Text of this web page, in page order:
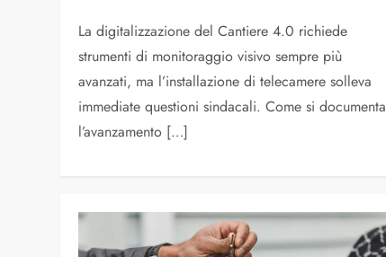
La digitalizzazione del Cantiere 4.0 richiede
strumenti di monitoraggio visivo sempre più
avanzati, ma l’installazione di telecamere solleva
immediate questioni sindacali. Come si documenta
l’avanzamento […]